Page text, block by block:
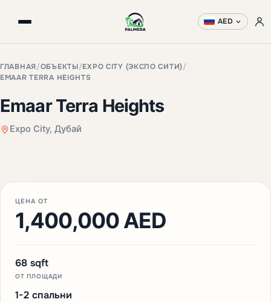
AED
ГЛАВНАЯ/ОБЪЕКТЫ/EXPO CITY (ЭКСПО СИТИ)/
EMAAR TERRA HEIGHTS
Emaar Terra Heights
Expo City, Дубай
ЦЕНА ОТ
1,400,000 AED
68 sqft
ОТ ПЛОЩАДИ
1-2 спальни